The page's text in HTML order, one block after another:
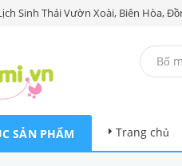
Sinh Thái Vườn Xoài, Biên Hòa,
SẢN PHẨM Trang chủ